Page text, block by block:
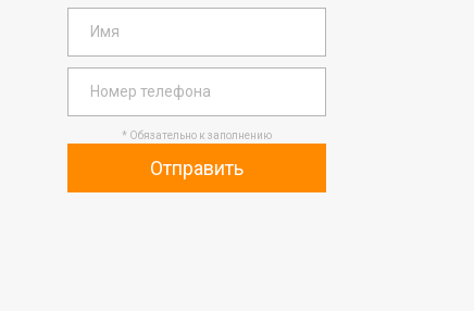
* Обязательно к заполнению
Отправить